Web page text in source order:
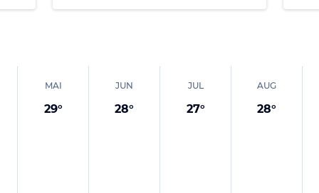
MAI
29°
JUN
28°
JUL
27°
AUG
28°